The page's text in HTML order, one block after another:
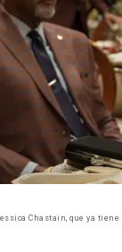
Chastain, que ya tiene